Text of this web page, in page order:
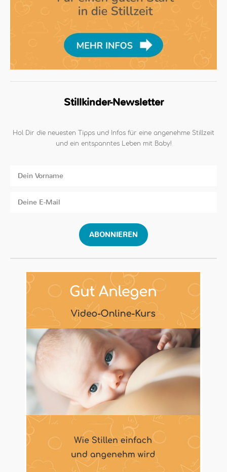
Stillkinder-Newsletter
Hol Dir die neuesten Tipps und Infos für eine angenehme Stillzeit
und ein entspanntes Leben mit Baby!
ABONNIEREN